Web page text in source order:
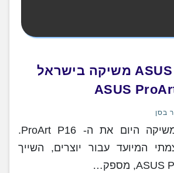
מחשב נייד: ASUS משיקה בישראל
בסן
חברת ASUS משיקה היום את ה- ProArt P16.
המיועד עבור יוצרים, השייך